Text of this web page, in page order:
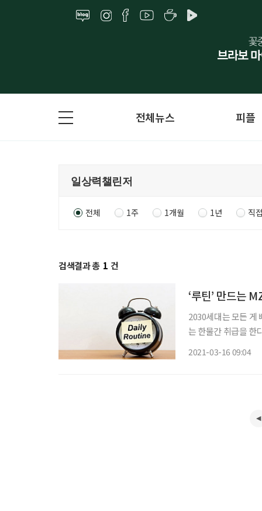
전체뉴스 피플
전체 1주 1개월 1년 직
검색결과 총 1 건
‘루틴’ 만드는
2030세대는 모든 게
는 한물간 취급을 한
2021-03-16 09:04